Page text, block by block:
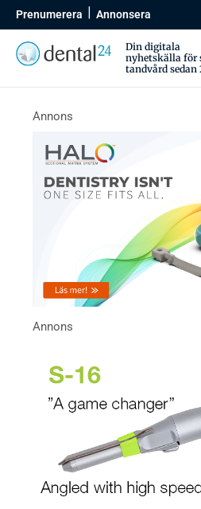
Prenumerera Annonsera
Din digitala
nyhetskälla för
tandvård sedan